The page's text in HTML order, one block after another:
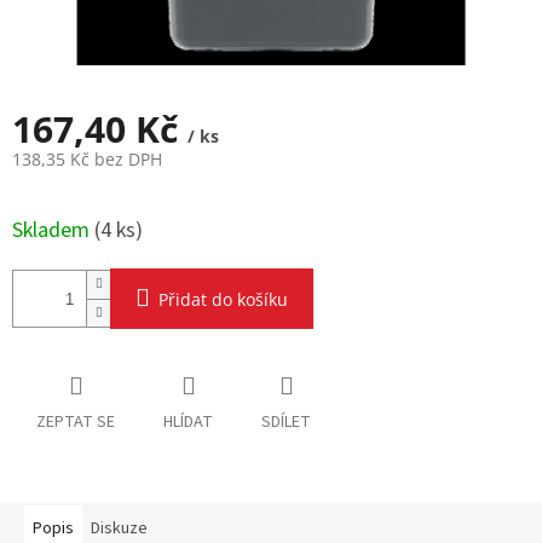
167,40 Kč / ks
138,35 Kč bez DPH
cena:
Skladem (4 ks)
Přidat do košíku
ZEPTAT SE HLÍDAT SDÍLET
Popis Diskuze